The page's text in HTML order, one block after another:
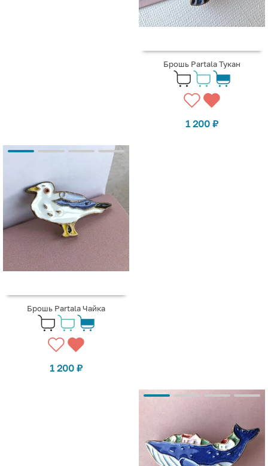
Брошь Partala Тукан
1 200 ₽
Брошь Partala Чайка
1 200 ₽